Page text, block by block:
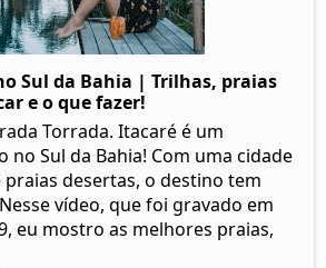
Sul da Bahia | Trilhas, praias
e o que fazer!
Torrada. Itacaré é um
no Sul da Bahia! Com uma cidade
desertas, o destino tem
vídeo, que foi gravado em
eu mostro as melhores praias,